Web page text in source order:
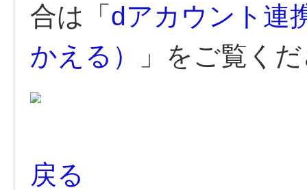
合は「 dアカウント連
かえる）
」をご覧く
戻る